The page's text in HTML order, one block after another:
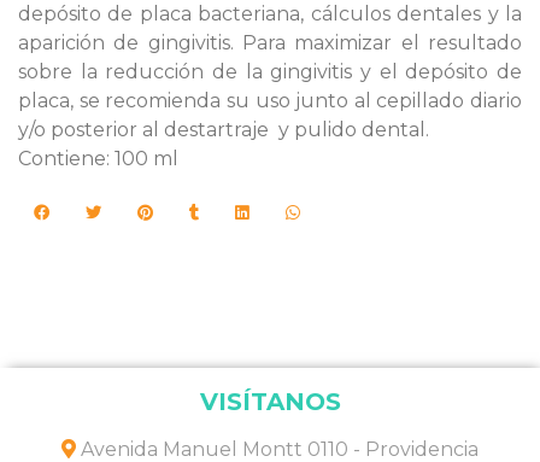
depósito de placa bacteriana, cálculos dentales y la
aparición de gingivitis. Para maximizar el resultado
sobre la reducción de la gingivitis y el depósito de
placa, se recomienda su uso junto al cepillado diario
y/o posterior al destartraje y pulido dental.
Contiene: 100 ml
VISÍTANOS
Avenida Manuel Montt 0110 - Providencia